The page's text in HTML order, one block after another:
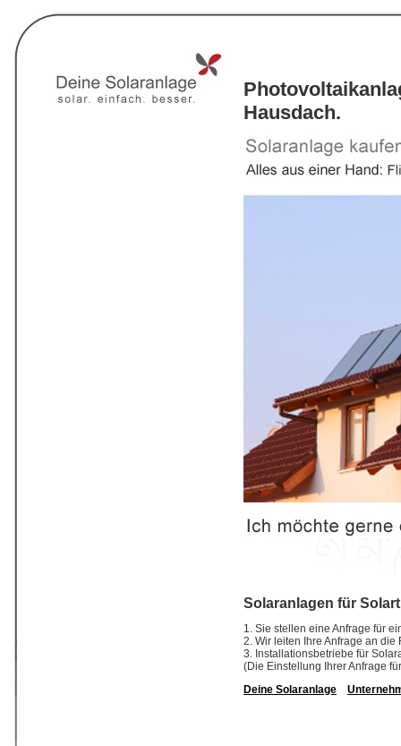
Hausdach.
Solaranlagen für
1. Sie stellen eine Anfrage für
2. Wir leiten Ihre Anfrage an
3. Installationsbetriebe für
(Die Einstellung Ihrer Anfrage
Deine Solaranlage